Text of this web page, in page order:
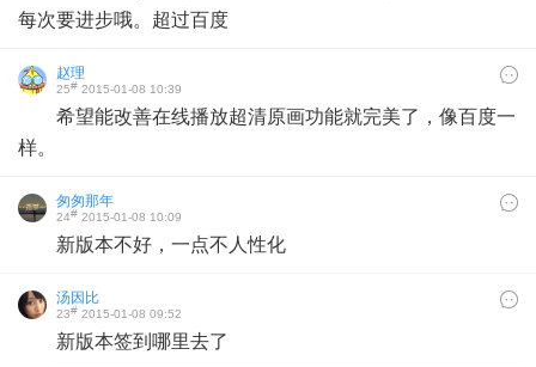
每次要进步哦。超过百度
赵理
25# 2015-01-08 10:39
希望能改善在线播放超清原画功能就完美了，像百度一
样。
匆匆那年
24# 2015-01-08 10:09
新版本不好，一点不人性化
汤因比
23# 2015-01-08 09:52
新版本签到哪里去了